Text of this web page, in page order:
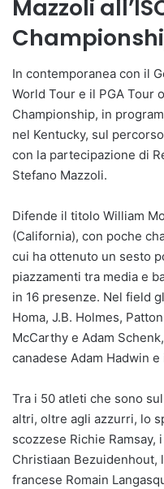
Mazzoli
In contemporanea con il
World Tour e il PGA Tour
Championship, in
nel Kentucky, sul
con la partecipazione di
Stefano Mazzoli.
Difende il titolo William
(California), con poche
cui ha ottenuto un sesto
piazzamenti tra media e
in 16 presenze. Nel field
Homa, J.B. Holmes,
McCarthy e Adam
canadese Adam Hadwin
Tra i 50 atleti che sono
altri, oltre agli azzurri, lo
scozzese Richie
Christiaan Bezuidenhout,
francese Romain